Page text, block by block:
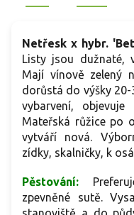
Netřesk x hybr.
Listy jsou dužnaté,
Mají vínově zelený
dorůstá do výšky
vybarvení,
Mateřská růžice po
vytváří nová.
zídky, skalničky, k
Pěstování:
zpevněné sutě.